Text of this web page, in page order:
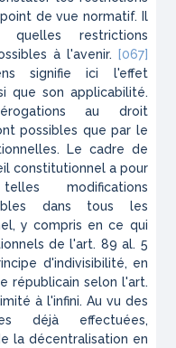
de vue normatif. Il
restrictions
à l'avenir.
[067]
signifie ici l'effet
que son applicabilité.
au droit
possibles que par le
Le cadre de
constitutionnel a pour
modifications
dans tous les
y compris en ce qui
de l'art. 89 al. 5
d'indivisibilité, en
républicain selon l'art.
à l'infini. Au vu des
déjà effectuées,
la décentralisation en